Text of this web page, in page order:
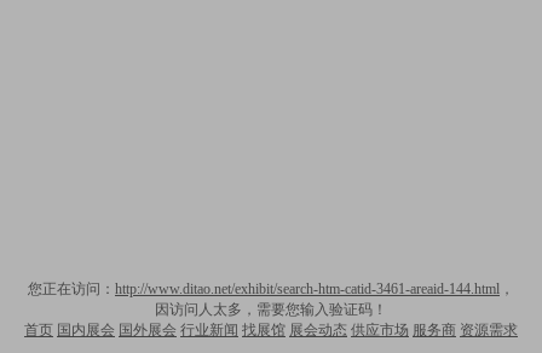
您正在访问： http://www.ditao.net/exhibit/search-htm-catid-3461-areaid-144.html ，
因访问人太多，需要您输入验证码！
首页 国内展会 国外展会 行业新闻 找展馆 展会动态 供应市场 服务商 资源需求